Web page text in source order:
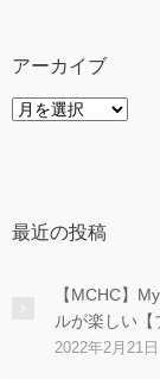
アーカイブ
ア
最近の投稿
【MCHC】
ルが楽しい【
2022年2月21日